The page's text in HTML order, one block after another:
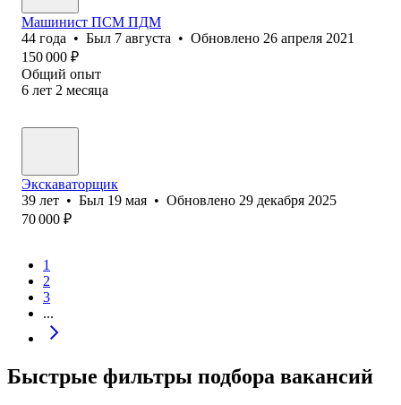
Машинист ПСМ ПДМ
44 года • Был 7 августа • Обновлено 26 апреля 2021
150 000 ₽
Общий опыт
6 лет 2 месяца
Экскаваторщик
39 лет • Был 19 мая • Обновлено 29 декабря 2025
70 000 ₽
1
2
3
...
Быстрые фильтры подбора вакансий